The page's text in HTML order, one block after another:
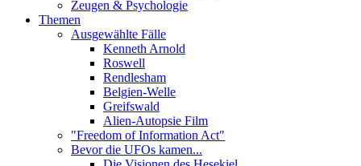
Zeugen & Psychologie
Themen
Ausgewählte Fälle
Kenneth Arnold
Roswell
Rendlesham
Belgien-Welle
Greifswald
Alien-Autopsie Film
"Freedom of Information Act"
Bevor die UFOs kamen...